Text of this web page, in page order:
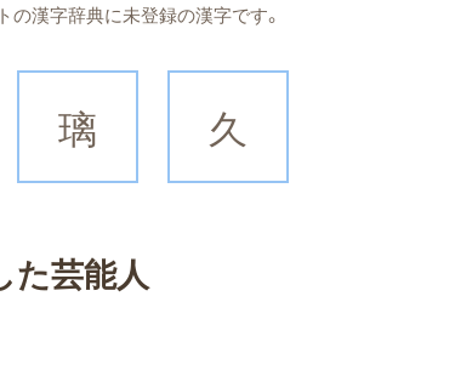
漢字辞典に未登録の漢字です。
璃 久
た芸能人